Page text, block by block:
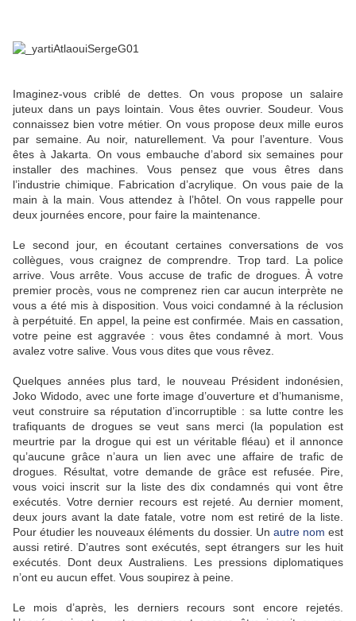
Imaginez-vous criblé de dettes. On vous propose un salaire
juteux dans un pays lointain. Vous êtes ouvrier. Soudeur. Vous
connaissez bien votre métier. On vous propose deux mille euros
par semaine. Au noir, naturellement. Va pour l’aventure. Vous
êtes à Jakarta. On vous embauche d’abord six semaines pour
installer des machines. Vous pensez que vous êtres dans
l’industrie chimique. Fabrication d’acrylique. On vous paie de la
main à la main. Vous attendez à l’hôtel. On vous rappelle pour
deux journées encore, pour faire la maintenance.
Le second jour, en écoutant certaines conversations de vos
collègues, vous craignez de comprendre. Trop tard. La police
arrive. Vous arrête. Vous accuse de trafic de drogues. À votre
premier procès, vous ne comprenez rien car aucun interprète ne
vous a été mis à disposition. Vous voici condamné à la réclusion
à perpétuité. En appel, la peine est confirmée. Mais en cassation,
votre peine est aggravée : vous êtes condamné à mort. Vous
avalez votre salive. Vous vous dites que vous rêvez.
Quelques années plus tard, le nouveau Président indonésien,
Joko Widodo, avec une forte image d’ouverture et d’humanisme,
veut construire sa réputation d’incorruptible : sa lutte contre les
trafiquants de drogues se veut sans merci (la population est
meurtrie par la drogue qui est un véritable fléau) et il annonce
qu’aucune grâce n’aura un lien avec une affaire de trafic de
drogues. Résultat, votre demande de grâce est refusée. Pire,
vous voici inscrit sur la liste des dix condamnés qui vont être
exécutés. Votre dernier recours est rejeté. Au dernier moment,
deux jours avant la date fatale, votre nom est retiré de la liste.
Pour étudier les nouveaux éléments du dossier. Un autre nom est
aussi retiré. D’autres sont exécutés, sept étrangers sur les huit
exécutés. Dont deux Australiens. Les pressions diplomatiques
n’ont eu aucun effet. Vous soupirez à peine.
Le mois d’après, les derniers recours sont encore rejetés.